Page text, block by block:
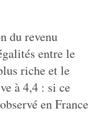
du revenu
entre le
riche et le
à 4,4 : si ce
en France